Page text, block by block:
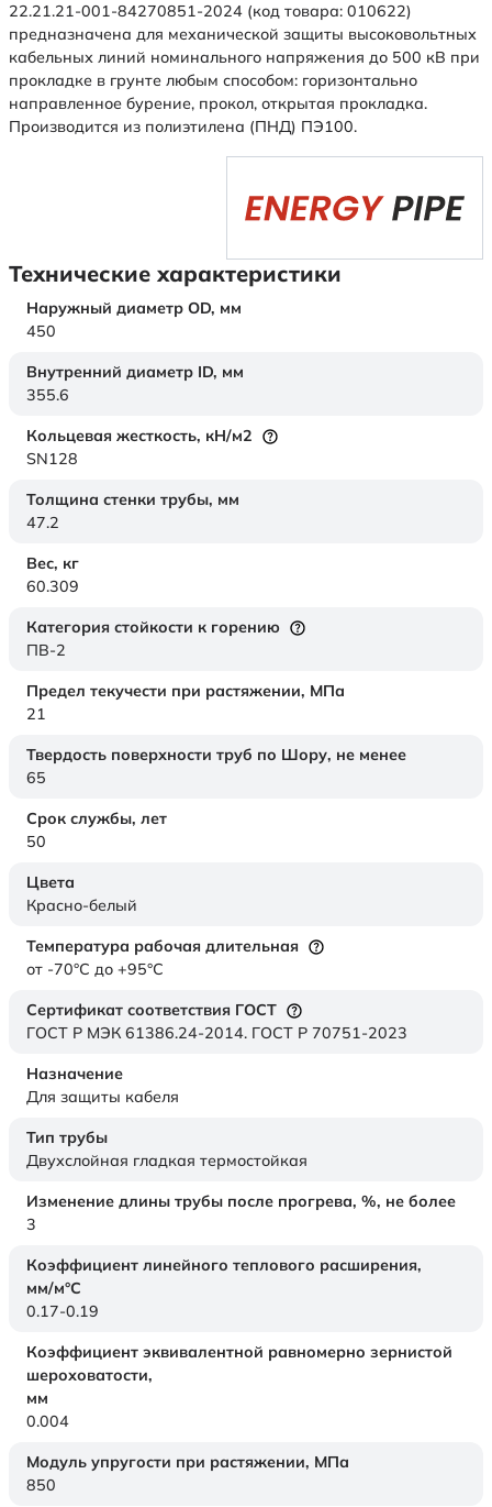
22.21.21-001-84270851-2024 (код товара: 010622)
предназначена для механической защиты высоковольтных
кабельных линий номинального напряжения до 500 кВ при
прокладке в грунте любым способом: горизонтально
направленное бурение, прокол, открытая прокладка.
Производится из полиэтилена (ПНД) ПЭ100.
Технические характеристики
Наружный диаметр OD, мм
450
Внутренний диаметр ID, мм
355.6
Кольцевая жесткость, кН/м2
SN128
Толщина стенки трубы, мм
47.2
Вес, кг
60.309
Категория стойкости к горению
ПВ-2
Предел текучести при растяжении, МПа
21
Твердость поверхности труб по Шору, не менее
65
Срок службы, лет
50
Цвета
Красно-белый
Температура рабочая длительная
от -70°C до +95°C
Сертификат соответствия ГОСТ
ГОСТ Р МЭК 61386.24-2014. ГОСТ Р 70751-2023
Назначение
Для защиты кабеля
Тип трубы
Двухслойная гладкая термостойкая
Изменение длины трубы после прогрева, %, не более
3
Коэффициент линейного теплового расширения,
мм/м°С
0.17-0.19
Коэффициент эквивалентной равномерно зернистой
шероховатости,
мм
0.004
Модуль упругости при растяжении, МПа
850